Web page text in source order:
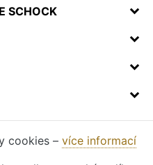
SCHOCK
cookies – více informací